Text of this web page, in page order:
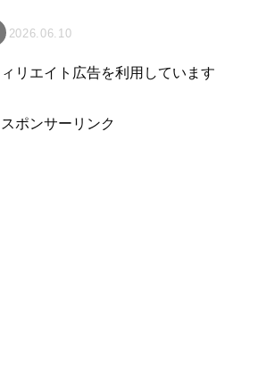
2026.06.10
リエイト広告を利用しています
スポンサーリンク